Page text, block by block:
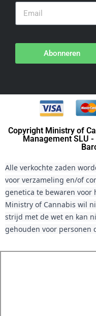
Abonneren
Copyright Ministry of
Management SLU
Alle verkochte zaden
voor verzameling en/of
genetica te bewaren voor
Ministry of Cannabis wil
strijd met de wet en kan
gehouden voor personen